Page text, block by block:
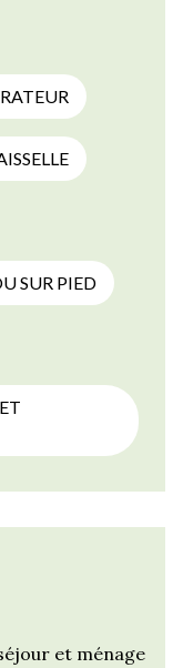
SUR PIED
et ménage